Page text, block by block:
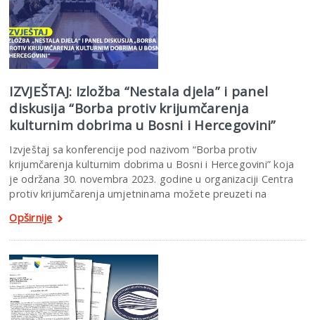
IZVJEŠTAJ: Izložba “Nestala djela” i panel
diskusija “Borba protiv krijumčarenja
kulturnim dobrima u Bosni i Hercegovini”
Izvještaj sa konferencije pod nazivom “Borba protiv
krijumčarenja kulturnim dobrima u Bosni i Hercegovini” koja
je održana 30. novembra 2023. godine u organizaciji Centra
protiv krijumčarenja umjetninama možete preuzeti na
Opširnije